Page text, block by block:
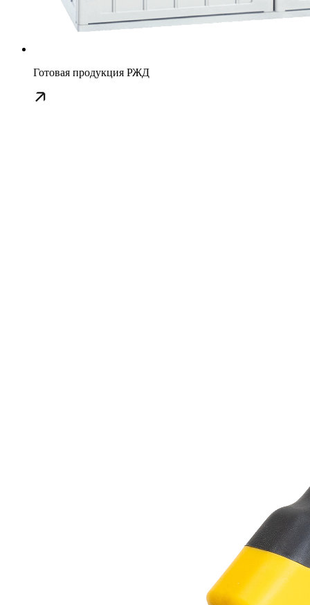
Готовая продукция РЖД